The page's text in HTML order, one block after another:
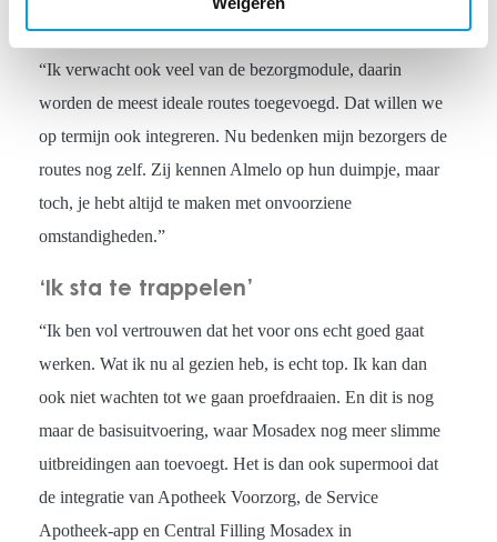
makkelijker, overzichtelijker en efficiënter.”
“Ik verwacht ook veel van de bezorgmodule, daarin
worden de meest ideale routes toegevoegd. Dat willen we
op termijn ook integreren. Nu bedenken mijn bezorgers de
routes nog zelf. Zij kennen Almelo op hun duimpje, maar
toch, je hebt altijd te maken met onvoorziene
omstandigheden.”
‘Ik sta te trappelen’
“Ik ben vol vertrouwen dat het voor ons echt goed gaat
werken. Wat ik nu al gezien heb, is echt top. Ik kan dan
ook niet wachten tot we gaan proefdraaien. En dit is nog
maar de basisuitvoering, waar Mosadex nog meer slimme
uitbreidingen aan toevoegt. Het is dan ook supermooi dat
de integratie van Apotheek Voorzorg, de Service
Apotheek-app en Central Filling Mosadex in